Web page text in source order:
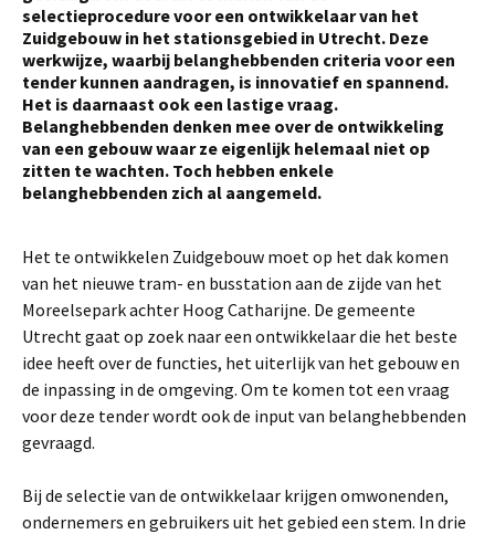
selectieprocedure voor een ontwikkelaar van het
Zuidgebouw in het stationsgebied in Utrecht. Deze
werkwijze, waarbij belanghebbenden criteria voor een
tender kunnen aandragen, is innovatief en spannend.
Het is daarnaast ook een lastige vraag.
Belanghebbenden denken mee over de ontwikkeling
van een gebouw waar ze eigenlijk helemaal niet op
zitten te wachten. Toch hebben enkele
belanghebbenden zich al aangemeld.
Het te ontwikkelen Zuidgebouw moet op het dak komen
van het nieuwe tram- en busstation aan de zijde van het
Moreelsepark achter Hoog Catharijne. De gemeente
Utrecht gaat op zoek naar een ontwikkelaar die het beste
idee heeft over de functies, het uiterlijk van het gebouw en
de inpassing in de omgeving. Om te komen tot een vraag
voor deze tender wordt ook de input van belanghebbenden
gevraagd.
Bij de selectie van de ontwikkelaar krijgen omwonenden,
ondernemers en gebruikers uit het gebied een stem. In drie